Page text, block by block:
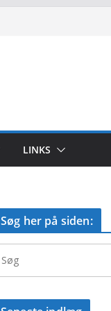
LINKS
Søg her på siden: